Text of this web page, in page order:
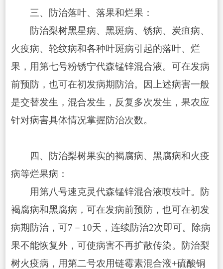
三、防治落叶、落果和烂果：
防治梨树黑星病、黑斑病、锈病、炭疽病、
火疫病、轮纹病和各种叶斑病引起的落叶、烂
果，用第七号粉锈宁代森锰锌混合液。可在发病
前预防，也可在初发病期防治。因上述病害一般
是交替发生，混合发生，反复多次发生，果农应
针对病害具体情况掌握防治次数。
四、防治梨树果实的褐腐病、黑腐病和火疫
病等烂果病：
用第八号速克灵代森锰锌混合液喷枝叶。防
褐腐病和黑腐病，可在发病前预防，也可在初发
病期防治，可7－10天，连续防治2次即可。除病
果不能恢复外，可使病害不再扩散传染。防治梨
树火疫病，用第二号农用链霉素混合液+硫酸铜